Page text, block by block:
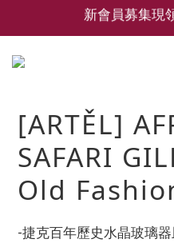
新會員募集現
新會員募集現
新會員募集現
[ARTĚL]
SAFARI
Old
-捷克百年歷史水晶玻璃器